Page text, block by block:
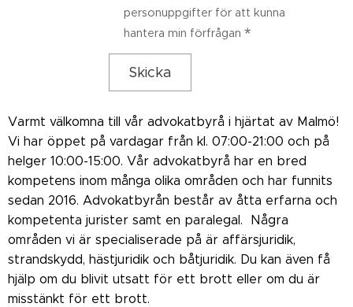
personuppgifter för att kunna
hantera min förfrågan
Skicka
Varmt välkomna till vår advokatbyrå i hjärtat av Malmö!
Vi har öppet på vardagar från kl. 07:00-21:00 och på
helger 10:00-15:00. Vår advokatbyrå har en bred
kompetens inom många olika områden och har funnits
sedan 2016. Advokatbyrån består av åtta erfarna och
kompetenta jurister samt en paralegal. Några
områden vi är specialiserade på är affärsjuridik,
strandskydd, hästjuridik och båtjuridik. Du kan även få
hjälp om du blivit utsatt för ett brott eller om du är
misstänkt för ett brott.